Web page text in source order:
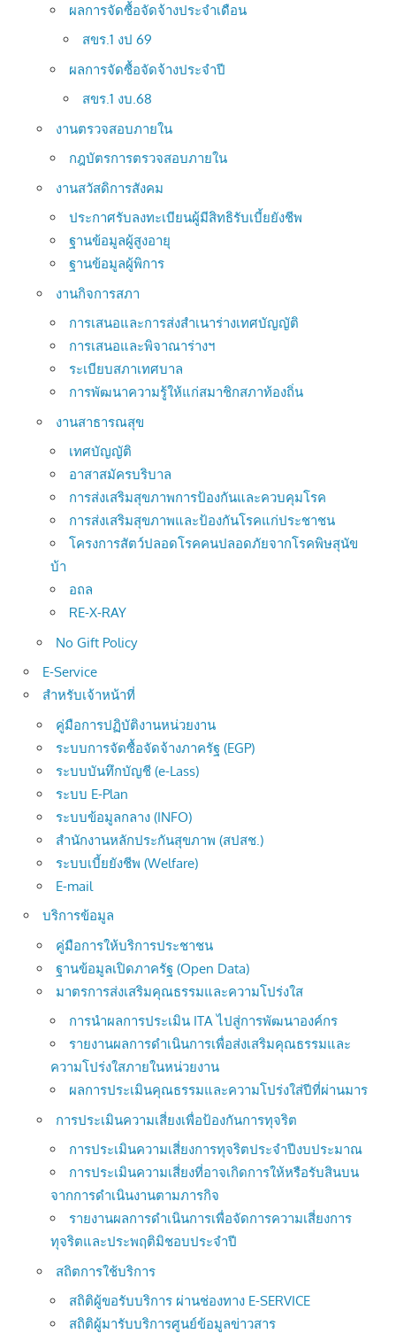
ผลการจัดซื้อจัดจ้างประจำเดือน
สขร.1 งป 69
ผลการจัดซื้อจัดจ้างประจำปี
สขร.1 งบ.68
งานตรวจสอบภายใน
กฎบัตรการตรวจสอบภายใน
งานสวัสดิการสังคม
ประกาศรับลงทะเบียนผู้มีสิทธิรับเบี้ยยังชีพ
ฐานข้อมูลผู้สูงอายุ
ฐานข้อมูลผู้พิการ
งานกิจการสภา
การเสนอและการส่งสำเนาร่างเทศบัญญัติ
การเสนอและพิจาณาร่างฯ
ระเบียบสภาเทศบาล
การพัฒนาความรู้ให้แก่สมาชิกสภาท้องถิ่น
งานสาธารณสุข
เทศบัญญัติ
อาสาสมัครบริบาล
การส่งเสริมสุขภาพการป้องกันและควบคุมโรค
การส่งเสริมสุขภาพและป้องกันโรคแก่ประชาชน
โครงการสัตว์ปลอดโรคคนปลอดภัยจากโรคพิษสุนัข
บ้า
อถล
RE-X-RAY
No Gift Policy
E-Service
สำหรับเจ้าหน้าที่
คู่มือการปฏิบัติงานหน่วยงาน
ระบบการจัดซื้อจัดจ้างภาครัฐ (EGP)
ระบบบันทึกบัญชี (e-Lass)
ระบบ E-Plan
ระบบข้อมูลกลาง (INFO)
สำนักงานหลักประกันสุขภาพ (สปสช.)
ระบบเบี้ยยังชีพ (Welfare)
E-mail
บริการข้อมูล
คู่มือการให้บริการประชาชน
ฐานข้อมูลเปิดภาครัฐ (Open Data)
มาตรการส่งเสริมคุณธรรมและความโปร่งใส
การนำผลการประเมิน ITA ไปสู่การพัฒนาองค์กร
รายงานผลการดำเนินการเพื่อส่งเสริมคุณธรรมและ
ความโปร่งใสภายในหน่วยงาน
ผลการประเมินคุณธรรมและความโปร่งใส่ปีที่ผ่านมาร
การประเมินความเสี่ยงเพื่อป้องกันการทุจริต
การประเมินความเสี่ยงการทุจริตประจำปีงบประมาณ
การประเมินความเสี่ยงที่อาจเกิดการให้หรือรับสินบน
จากการดำเนินงานตามภารกิจ
รายงานผลการดำเนินการเพื่อจัดการความเสี่ยงการ
ทุจริตและประพฤติมิชอบประจำปี
สถิตการใช้บริการ
สถิติผู้ขอรับบริการ ผ่านช่องทาง E-SERVICE
สถิติผู้มารับบริการศูนย์ข้อมูลข่าวสาร